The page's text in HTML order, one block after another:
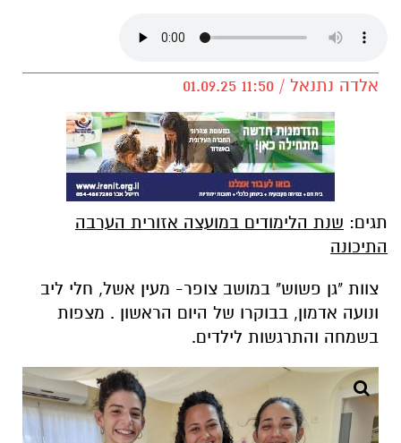
אלדה נתנאל / 11:50 01.09.25
תגים: שנת הלימודים במועצה אזורית הערבה
התיכונה
צוות "גן פשוש" במושב צופר- מעין אשל, חלי ליב
ונועה אדמון, בבוקרו של היום הראשון . מצפות
בשמחה והתרגשות לילדים.